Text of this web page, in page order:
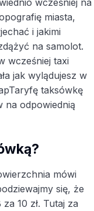
miasta,
i jakimi
na samolot.
wcześniej taxi
jak wylądujesz w
taksówkę
na odpowiednią
mówi
się, że
10 zł. Tutaj za